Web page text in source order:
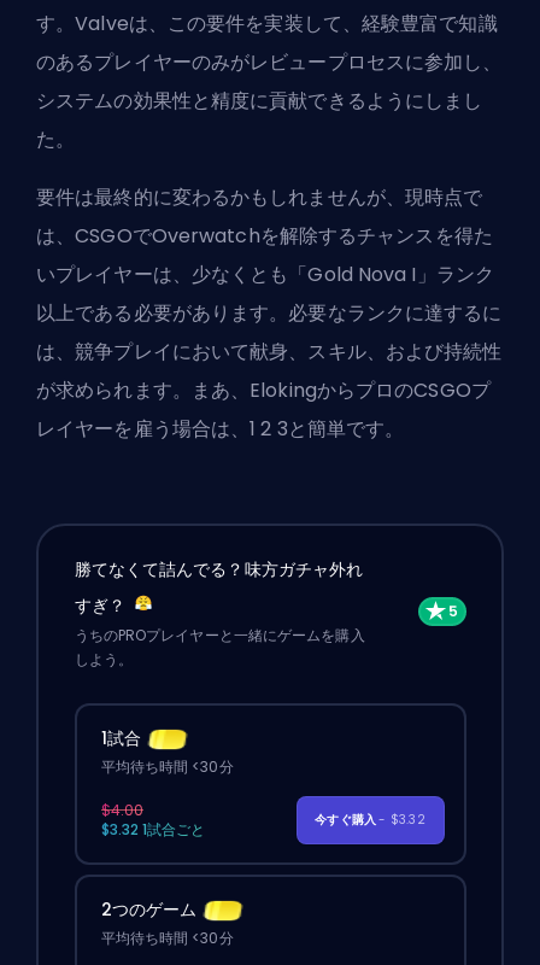
す。Valveは、この要件を実装して、経験豊富で知識
のあるプレイヤーのみがレビュープロセスに参加し、
システムの効果性と精度に貢献できるようにしまし
た。
要件は最終的に変わるかもしれませんが、現時点で
は、CSGOでOverwatchを解除するチャンスを得た
いプレイヤーは、少なくとも「Gold Nova I」ランク
以上である必要があります。必要なランクに達するに
は、競争プレイにおいて献身、スキル、および持続性
が求められます。まあ、 ElokingからプロのCSGOプ
レイヤーを雇う場合は、1 2 3と簡単です。
勝てなくて詰んでる？味方ガチャ外れ
すぎ？
うちのPROプレイヤーと一緒にゲームを購入
しよう。
1試合
平均待ち時間 <30分
$4.00
$3.32 1試合ごと
今すぐ購入- $3.32
2つのゲーム
平均待ち時間 <30分